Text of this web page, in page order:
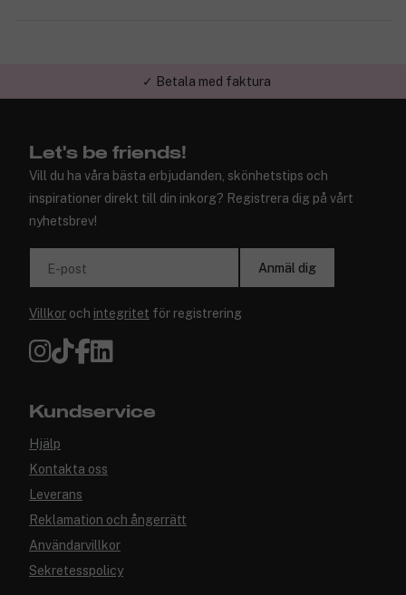
✓ Trygg E-handel
Let's be friends!
Vill du ha våra bästa erbjudanden, skönhetstips och
inspirationer direkt till din inkorg? Registrera dig på vårt
nyhetsbrev!
E-post Anmäl dig
Villkor och integritet för registrering
Kundservice
Hjälp
Kontakta oss
Leverans
Reklamation och ångerrätt
Användarvillkor
Sekretesspolicy